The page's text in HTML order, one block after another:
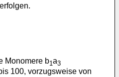
Monomere b1 a3
100, vorzugsweise von